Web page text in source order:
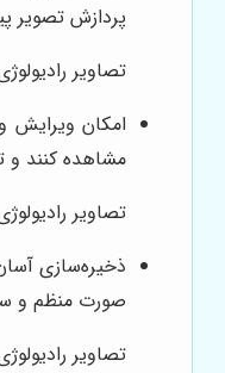
پردازش تصویر
تصاویر
امکان ویرایش
مشاهده کنند
تصاویر
ذخیره‌سازی
صورت منظم و
تصاویر